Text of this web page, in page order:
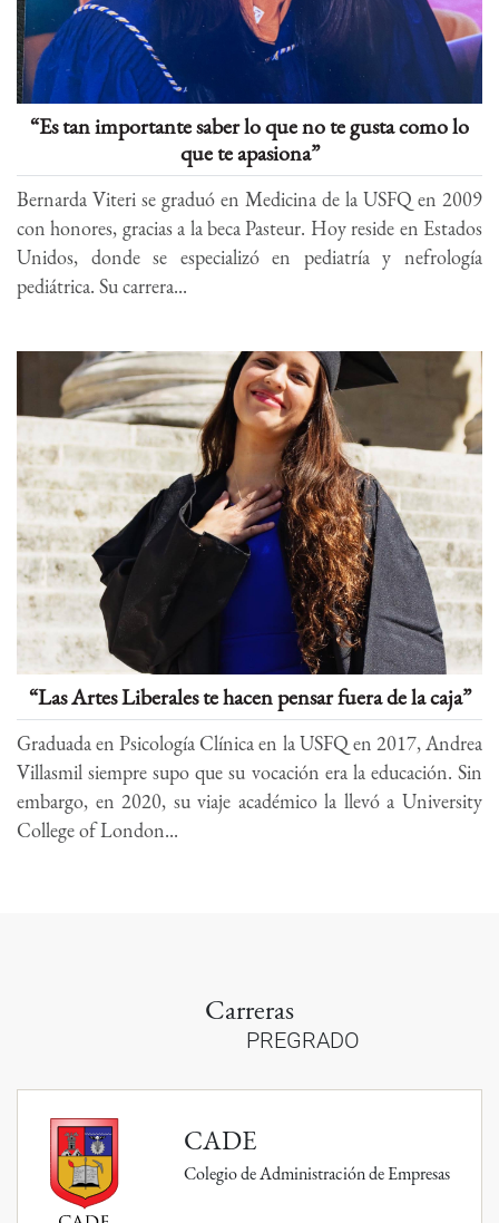
“Es tan importante saber lo que no te gusta como lo
que te apasiona”
Bernarda Viteri se graduó en Medicina de la USFQ en 2009
con honores, gracias a la beca Pasteur. Hoy reside en Estados
Unidos, donde se especializó en pediatría y nefrología
pediátrica. Su carrera...
“Las Artes Liberales te hacen pensar fuera de la caja”
Graduada en Psicología Clínica en la USFQ en 2017, Andrea
Villasmil siempre supo que su vocación era la educación. Sin
embargo, en 2020, su viaje académico la llevó a University
College of London...
Carreras
PREGRADO
CADE
Colegio de Administración de Empresas